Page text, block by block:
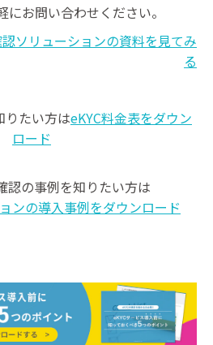
お問い合わせください。
ソリューションの資料を見てみ
る
りたい方はeKYC料金表をダウン
ロード
認の事例を知りたい方は
ンの導入事例をダウンロード